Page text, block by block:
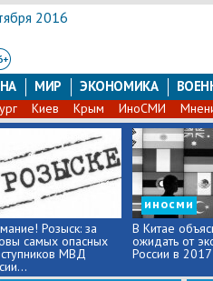
2016
МИР ЭКОНОМИКА
Киев Крым ИноСМИ
Розыск: за
самых опасных
МВД
иносми
В Китае
ожидать от
России в